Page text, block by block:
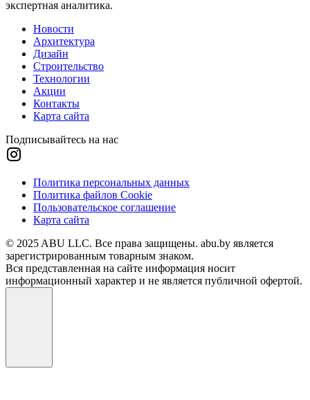
экспертная аналитика.
Новости
Архитектура
Дизайн
Строительство
Технологии
Акции
Контакты
Карта сайта
Подписывайтесь на нас
Политика персональных данных
Политика файлов Cookie
Пользовательское соглашение
Карта сайта
© 2025 ABU LLC. Все права защищены. abu.by является
зарегистрированным товарным знаком.
Вся представленная на сайте информация носит
информационный характер и не является публичной офертой.